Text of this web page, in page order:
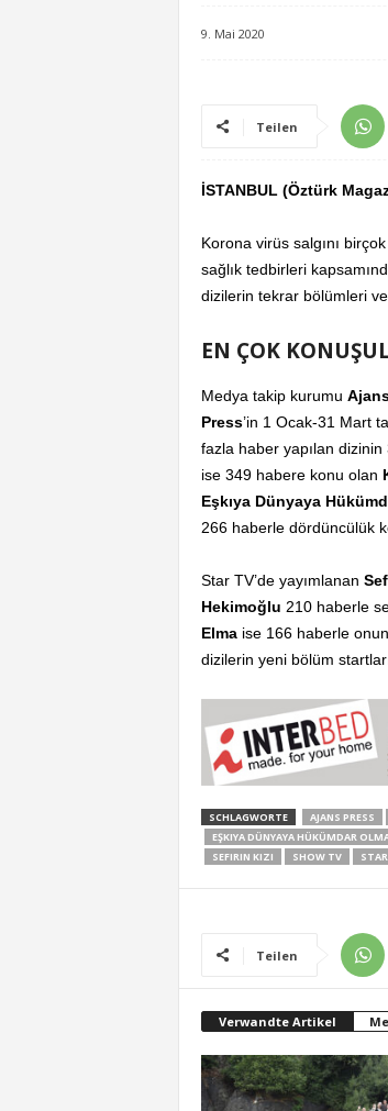
9. Mai 2020
Teilen
İSTANBUL (Öztürk
Korona virüs salgını
sağlık tedbirleri
dizilerin tekrar bölümleri
EN ÇOK
Medya takip kurumu
Press’in 1 Ocak-31 Mart
fazla haber yapılan
ise 349 habere konu olan
Eşkıya Dünyaya
266 haberle dördüncülük
Star TV’de yayımlanan
Hekimoğlu 210 haberle
Elmaise 166 haberle
dizilerin yeni bölüm
SCHLAGWORTE AJANS PRESS
EŞKIYA DÜNYAYA HÜKÜMDAR
SEFIRIN KIZI
SHOW TV
Teilen
Verwandte Artikel